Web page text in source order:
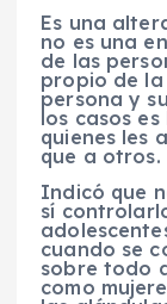
Es una
no es una
de las
propio de
persona y
los casos
quienes les
que a otros.
Indicó que
sí
cuando se
sobre todo
como